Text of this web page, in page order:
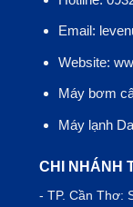
Email:
Website:
Máy bơm
Máy lạnh
CHI NHÁNH
- TP.Cần Thơ: